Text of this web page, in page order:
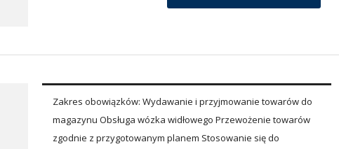
Zakres obowiązków: Wydawanie i przyjmowanie towarów do
magazynu Obsługa wózka widłowego Przewożenie towarów
zgodnie z przygotowanym planem Stosowanie się do